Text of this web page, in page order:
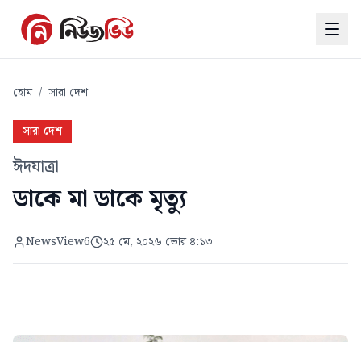
হোম / সারা দেশ
সারা দেশ
ঈদযাত্রা
ডাকে মা ডাকে মৃত্যু
NewsView6 ২৫ মে, ২০২৬ ভোর ৪:১৩